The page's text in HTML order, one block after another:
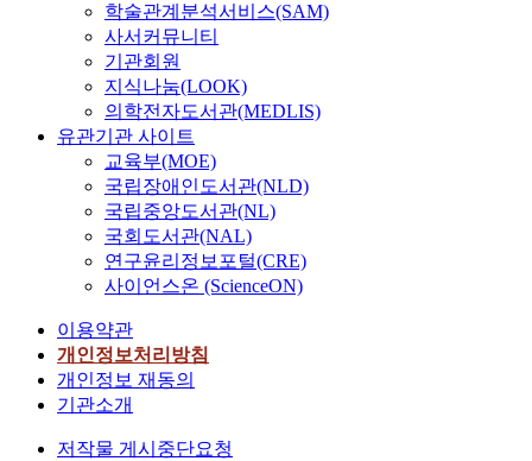
학술관계분석서비스(SAM)
사서커뮤니티
기관회원
지식나눔(LOOK)
의학전자도서관(MEDLIS)
유관기관 사이트
교육부(MOE)
국립장애인도서관(NLD)
국립중앙도서관(NL)
국회도서관(NAL)
연구윤리정보포털(CRE)
사이언스온 (ScienceON)
이용약관
개인정보처리방침
개인정보 재동의
기관소개
저작물 게시중단요청